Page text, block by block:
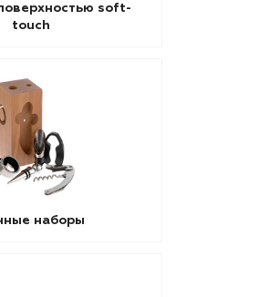
soft-
touch
наборы